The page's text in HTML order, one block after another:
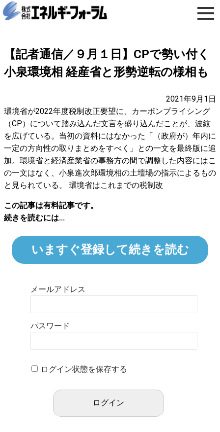
【記者通信／９月１日】CPで勢い付く
小泉環境相 経産省と形勢逆転の様相も
2021年9月1日
環境省が2022年度税制改正要望に、カーボンプライシング
（CP）について踏み込んだ文言を盛り込んだことが、波紋
を広げている。当初の資料にはなかった「（政府が）年内に
一定の方向性の取りまとめをすべく」との一文を最終版に追
加。環境省と経済産業省の事務方の間で調整した内容にはこ
の一文はなく、小泉進次郎環境相の土壇場の指示によるもの
と見られている。 環境省はこれまでの税制改
この記事は有料記事です。
続きを読むには...
いますぐ登録して続きを読む
メールアドレス
パスワード
ログイン状態を保存する